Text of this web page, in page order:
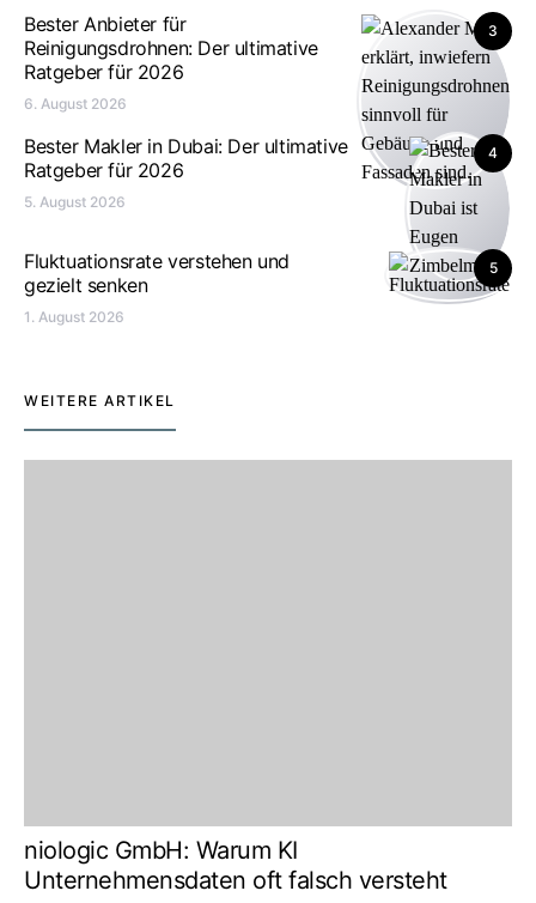
3
Bester Anbieter für
Reinigungsdrohnen: Der ultimative
Ratgeber für 2026
6. August 2026
4
Bester Makler in Dubai: Der ultimative
Ratgeber für 2026
5. August 2026
5
Fluktuationsrate verstehen und
gezielt senken
1. August 2026
WEITERE ARTIKEL
niologic GmbH: Warum KI
Unternehmensdaten oft falsch versteht